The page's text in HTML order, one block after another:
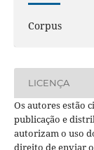
Corpus
LICENÇA
Os autores estão
publicação e
autorizam o uso
direito de enviar o